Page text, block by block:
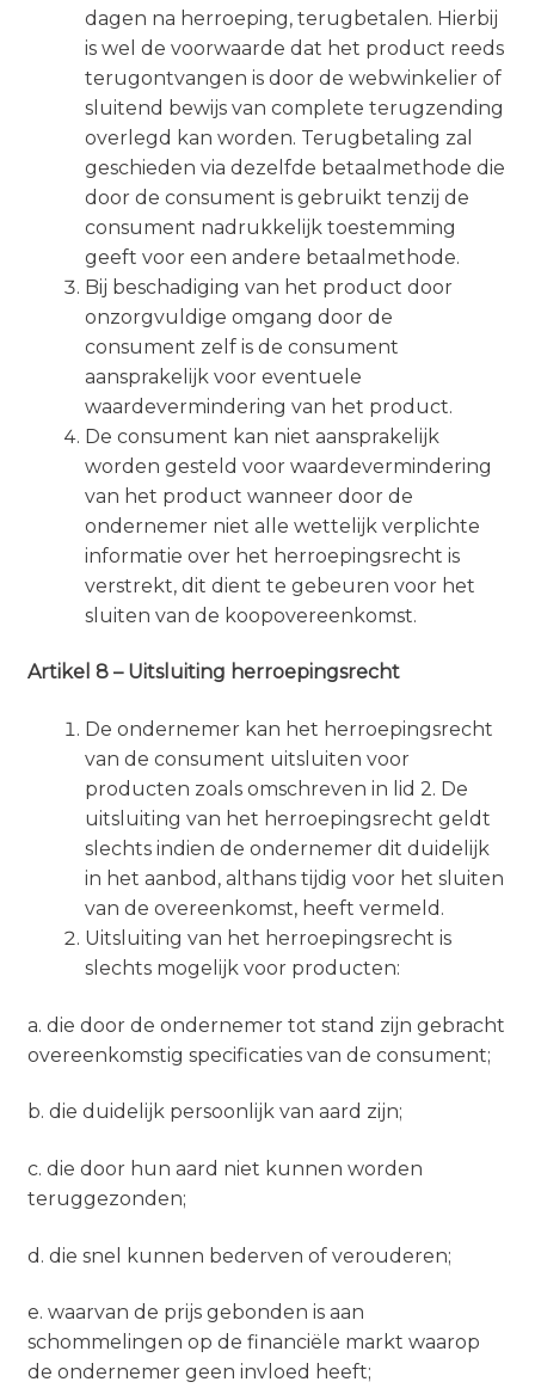
dagen na herroeping, terugbetalen. Hierbij
is wel de voorwaarde dat het product reeds
terugontvangen is door de webwinkelier of
sluitend bewijs van complete terugzending
overlegd kan worden. Terugbetaling zal
geschieden via dezelfde betaalmethode die
door de consument is gebruikt tenzij de
consument nadrukkelijk toestemming
geeft voor een andere betaalmethode.
Bij beschadiging van het product door
onzorgvuldige omgang door de
consument zelf is de consument
aansprakelijk voor eventuele
waardevermindering van het product.
De consument kan niet aansprakelijk
worden gesteld voor waardevermindering
van het product wanneer door de
ondernemer niet alle wettelijk verplichte
informatie over het herroepingsrecht is
verstrekt, dit dient te gebeuren voor het
sluiten van de koopovereenkomst.
Artikel 8 – Uitsluiting herroepingsrecht
De ondernemer kan het herroepingsrecht
van de consument uitsluiten voor
producten zoals omschreven in lid 2. De
uitsluiting van het herroepingsrecht geldt
slechts indien de ondernemer dit duidelijk
in het aanbod, althans tijdig voor het sluiten
van de overeenkomst, heeft vermeld.
Uitsluiting van het herroepingsrecht is
slechts mogelijk voor producten:
a. die door de ondernemer tot stand zijn gebracht
overeenkomstig specificaties van de consument;
b. die duidelijk persoonlijk van aard zijn;
c. die door hun aard niet kunnen worden
teruggezonden;
d. die snel kunnen bederven of verouderen;
e. waarvan de prijs gebonden is aan
schommelingen op de financiële markt waarop
de ondernemer geen invloed heeft;